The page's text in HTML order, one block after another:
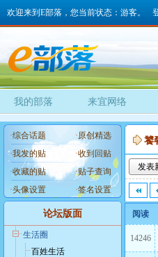
欢迎来到E部落，您当前状态：游客。
我的部落 来宜网络
·综合话题 ·原创精选
·我发的贴 ·收到回贴
·收藏的贴 ·贴子查询
·头像设置 ·签名设置
论坛版面
生活圈
百姓生活
饕
发表
阅读
14246